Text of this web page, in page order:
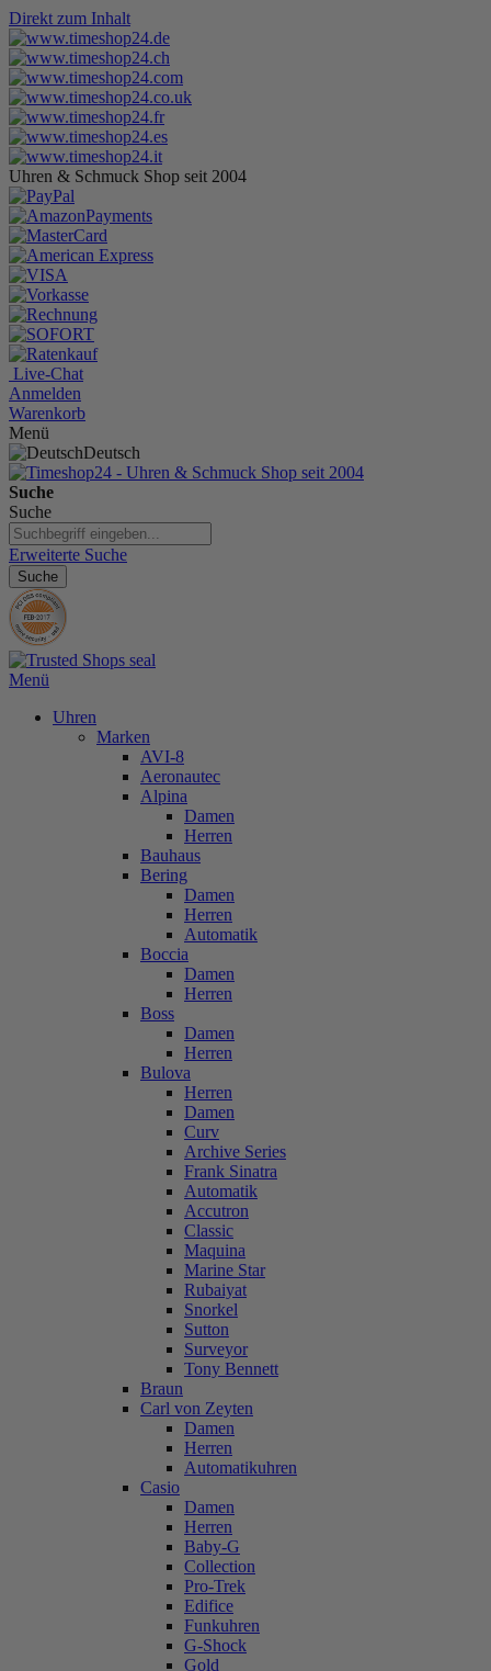
Direkt zum Inhalt
Uhren & Schmuck Shop seit 2004
Live-Chat
Anmelden
Warenkorb
Menü
Deutsch
Suche
Suche
Erweiterte Suche
Suche
Menü
Uhren
Marken
AVI-8
Aeronautec
Alpina
Damen
Herren
Bauhaus
Bering
Damen
Herren
Automatik
Boccia
Damen
Herren
Boss
Damen
Herren
Bulova
Herren
Damen
Curv
Archive Series
Frank Sinatra
Automatik
Accutron
Classic
Maquina
Marine Star
Rubaiyat
Snorkel
Sutton
Surveyor
Tony Bennett
Braun
Carl von Zeyten
Damen
Herren
Automatikuhren
Casio
Damen
Herren
Baby-G
Collection
Pro-Trek
Edifice
Funkuhren
G-Shock
Gold